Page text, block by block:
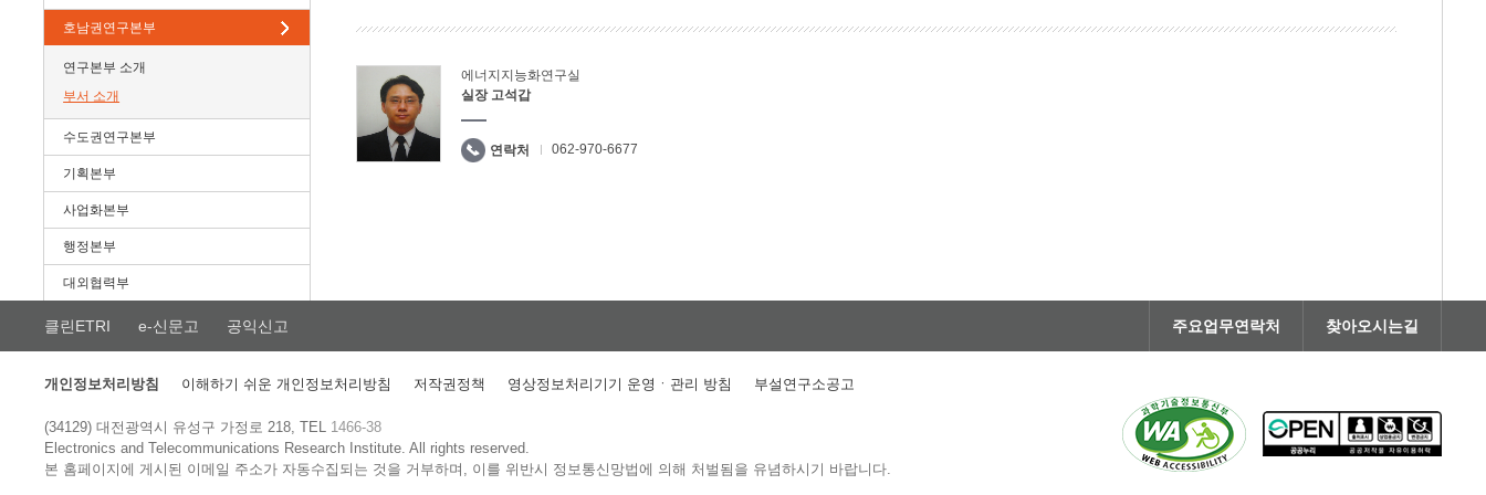
호남권연구본부
연구본부 소개
부서 소개
수도권연구본부
기획본부
사업화본부
행정본부
대외협력부
에너지지능화연구실
실장 고석갑
연락처 062-970-6677
클린ETRI e-신문고 공익신고 주요업무연락처 찾아오시는길
개인정보처리방침 이해하기 쉬운 개인정보처리방침 저작권정책 영상정보처리기기 운영ㆍ관리 방침 부설연구소공고
(34129) 대전광역시 유성구 가정로 218, TEL 1466-38
Electronics and Telecommunications Research Institute.All rights reserved.
본 홈페이지에 게시된 이메일 주소가 자동수집되는 것을 거부하며, 이를 위반시 정보통신망법에 의해 처벌됨을 유념하시기 바랍니다.